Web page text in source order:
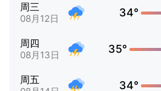
周三
08月12日 34°
周四
08月13日 35°
周五 34°